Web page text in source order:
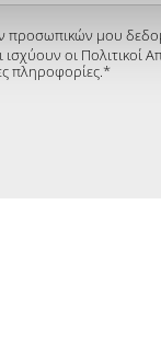
μου
οι Πολιτικοί
πληροφορίες.*